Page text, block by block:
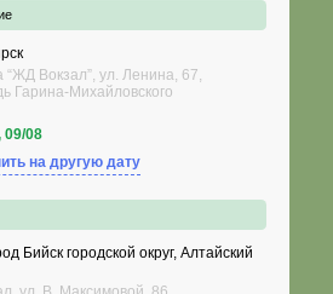
“ЖД Вокзал”, ул. Ленина, 67,
Гарина-Михайловского
09/08
на другую дату
Бийск городской округ, Алтайский